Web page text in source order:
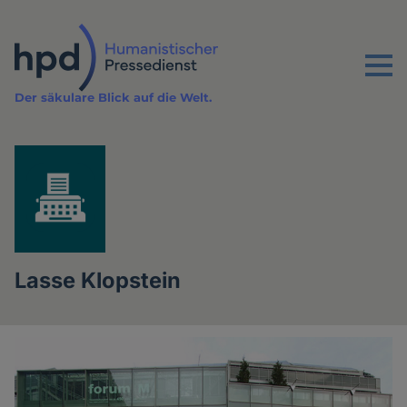
Inhalt
Menu
Der säkulare Blick auf die Welt.
Lasse Klopstein
Artikel
des